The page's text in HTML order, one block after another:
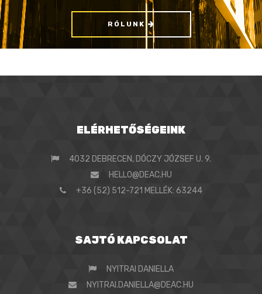
RÓLUNK
ELÉRHETŐSÉGEINK
4032 DEBRECEN, DÓCZY JÓZSEF U. 9.
HELLO@DEAC.HU
+36 (52) 512-721 MELLÉK: 63244
SAJTÓ KAPCSOLAT
NYITRAI DANIELLA
NYITRAI.DANIELLA@DEAC.HU